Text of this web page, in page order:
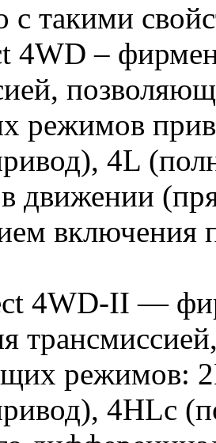
с такими
4WD –
режимов
4L
в движении
включения
4WD-II —
режимов:
4HLc